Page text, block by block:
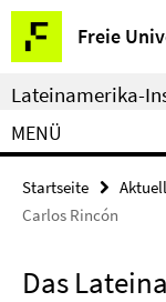
Springe
direkt
zu
Inhalt
Freie
Service-
Navigation
Lateinamerika-
MENÜ
Startseite
Carlos Rincón
Das